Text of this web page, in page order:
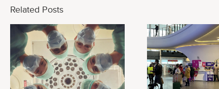
Related Posts